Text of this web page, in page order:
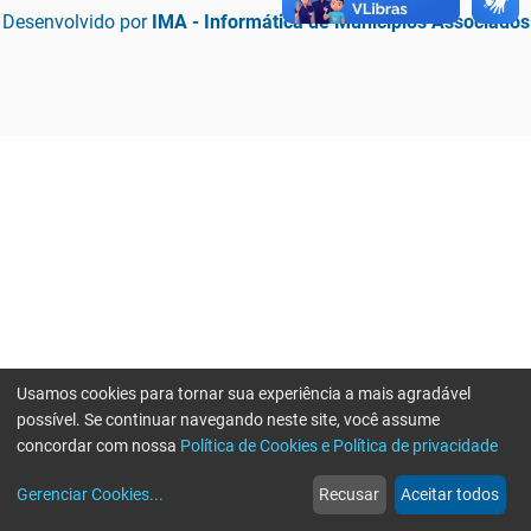
Desenvolvido por IMA - Informática de Municípios Associados
web
Notícias
more_horiz
Mais
Usamos cookies para tornar sua experiência a mais agradável
possível. Se continuar navegando neste site, você assume
concordar com nossa Política de Cookies e Política de privacidade
Gerenciar Cookies... Recusar Aceitar todos
Erro ao enviar informações, por favor tente novamente